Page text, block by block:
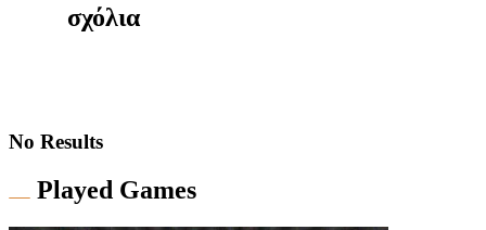
σχόλια
No Results
Played Games